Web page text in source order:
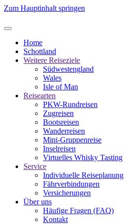
Zum Hauptinhalt springen
Home
Schottland
Weitere Reiseziele
Südwestengland
Wales
Isle of Man
Reisearten
PKW-Rundreisen
Zugreisen
Bootsreisen
Wanderreisen
Mini-Gruppenreise
Inselreisen
Virtuelles Whisky Tasting
Service
Individuelle Reiseplanung
Fährverbindungen
Versicherungen
Über uns
Häufige Fragen (FAQ)
Kontakt